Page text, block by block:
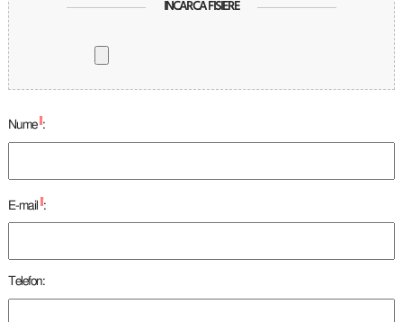
INCARCA FISIERE
Nume :
E-mail :
Telefon: